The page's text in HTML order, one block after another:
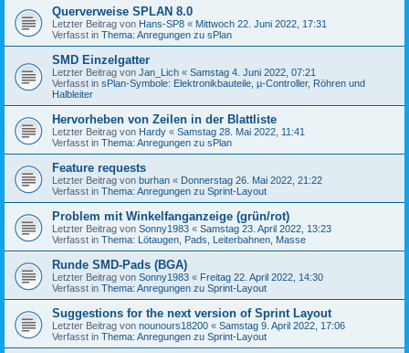
Querverweise SPLAN 8.0
Letzter Beitrag von Hans-SP8 « Mittwoch 22. Juni 2022, 17:31
Verfasst in Thema: Anregungen zu sPlan
SMD Einzelgatter
Letzter Beitrag von Jan_Lich « Samstag 4. Juni 2022, 07:21
Verfasst in sPlan-Symbole: Elektronikbauteile, µ-Controller, Röhren und
Halbleiter
Hervorheben von Zeilen in der Blattliste
Letzter Beitrag von Hardy « Samstag 28. Mai 2022, 11:41
Verfasst in Thema: Anregungen zu sPlan
Feature requests
Letzter Beitrag von burhan « Donnerstag 26. Mai 2022, 21:22
Verfasst in Thema: Anregungen zu Sprint-Layout
Problem mit Winkelfanganzeige (grün/rot)
Letzter Beitrag von Sonny1983 « Samstag 23. April 2022, 13:23
Verfasst in Thema: Lötaugen, Pads, Leiterbahnen, Masse
Runde SMD-Pads (BGA)
Letzter Beitrag von Sonny1983 « Freitag 22. April 2022, 14:30
Verfasst in Thema: Anregungen zu Sprint-Layout
Suggestions for the next version of Sprint Layout
Letzter Beitrag von nounours18200 « Samstag 9. April 2022, 17:06
Verfasst in Thema: Anregungen zu Sprint-Layout